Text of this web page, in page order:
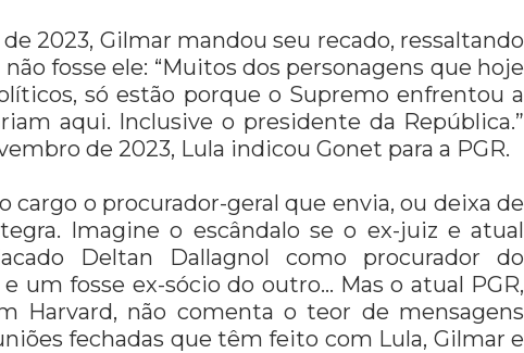
2023, Gilmar mandou seu recado, ressaltando
fosse ele: “Muitos dos personagens que hoje
só estão porque o Supremo enfrentou a
aqui. Inclusive o presidente da República.”
de 2023, Lula indicou Gonet para a PGR.
o procurador-geral que envia, ou deixa de
Imagine o escândalo se o ex-juiz e atual
Deltan Dallagnol como procurador do
um fosse ex-sócio do outro… Mas o atual PGR,
Harvard, não comenta o teor de mensagens
fechadas que têm feito com Lula, Gilmar e